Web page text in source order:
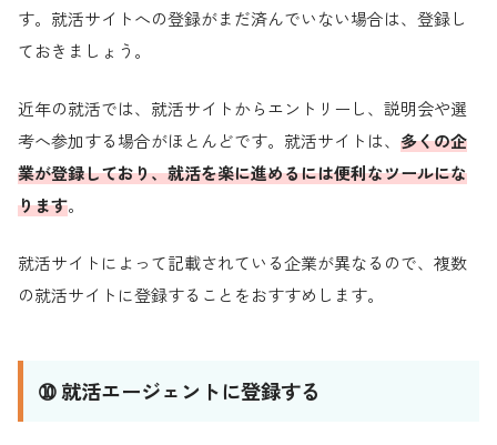
す。就活サイトへの登録がまだ済んでいない場合は、登録し
ておきましょう。
近年の就活では、就活サイトからエントリーし、説明会や選
考へ参加する場合がほとんどです。就活サイトは、 多くの企
業が登録しており、就活を楽に進めるには便利なツールにな
ります。
就活サイトによって記載されている企業が異なるので、複数
の就活サイトに登録することをおすすめします。
➉ 就活エージェントに登録する